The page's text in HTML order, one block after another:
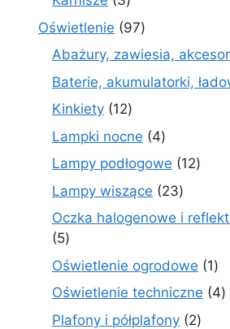
produkty
Oświetlenie 9797
produktów
Abażury, zawiesia,
Baterie, akumulatorki,
Kinkiety 1212
produktów
Lampki nocne 44
produkty
Lampy podłogowe 1212
Lampy wiszące 2323
produkty
Oczka halogenowe i
55
produktów
Oświetlenie ogrodowe 11
Oświetlenie techniczne 44
Plafony i półplafony 22